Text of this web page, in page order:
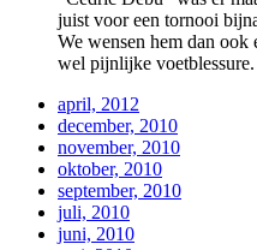
juist voor een tornooi
We wensen hem dan ook
wel pijnlijke voetblessure.
april, 2012
december, 2010
november, 2010
oktober, 2010
september, 2010
juli, 2010
juni, 2010